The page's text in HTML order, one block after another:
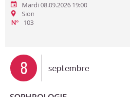
Mardi 08.09.2026 19:00
Sion
N°
103
8 septembre